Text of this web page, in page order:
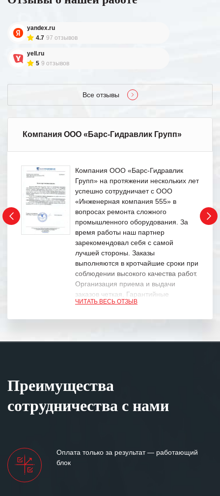
yandex.ru
4.7 97 отзывов
yell.ru
5 9 отзывов
Все отзывы
Компания ООО «Барс-Гидравлик Групп»
Компания ООО «Барс-Гидравлик
Групп» на протяжении нескольких лет
успешно сотрудничает с ООО
«Инженерная компания 555» в
вопросах ремонта сложного
промышленного оборудования. За
время работы наш партнер
зарекомендовал себя с самой
лучшей стороны. Заказы
выполняются в кротчайшие сроки при
соблюдении высокого качества работ.
Организация приема и выдачи
заказов четкая. Гарантийные
обязательства выполняются в
Особенно хочется отметить высокую
клиентоориентированность
персонала Вашей компании,
между нашими компаниями открытые
ЧИТАТЬ ВЕСЬ ОТЗЫВ
Преимущества
сотрудничества с нами
Оплата только за результат — работающий
блок